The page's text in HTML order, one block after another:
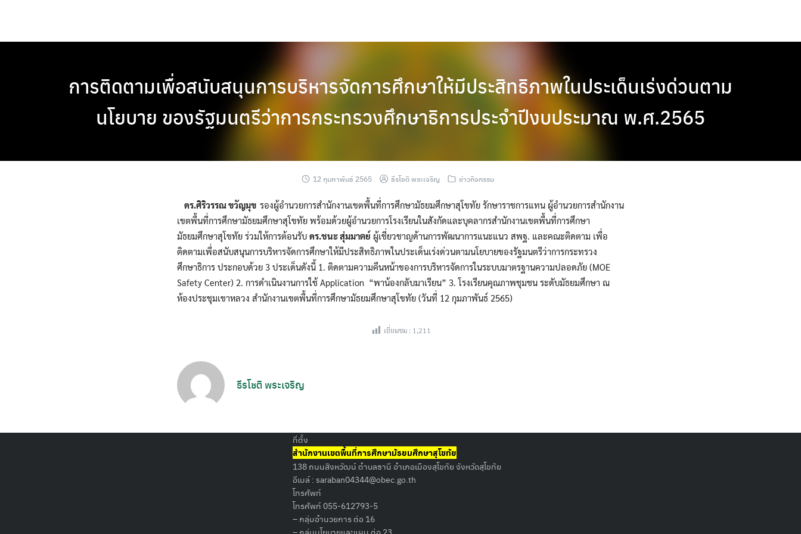
การติดตามเพื่อสนับสนุนการบริหารจัดการศึกษาให้มีประสิทธิภาพในประเด็นเร่งด่วนตาม
นโยบาย ของรัฐมนตรีว่าการกระทรวงศึกษาธิการประจำปีงบประมาณ พ.ศ.2565
12 กุมภาพันธ์ 2565 ธีรโชติ พระเจริญ ข่าวกิจกรรม
ดร.ศิริวรรณ ขวัญมุข รองผู้อำนวยการสำนักงานเขตพื้นที่การศึกษามัธยมศึกษาสุโขทัย รักษาราชการแทน ผู้อำนวยการสำนักงาน
เขตพื้นที่การศึกษามัธยมศึกษาสุโขทัย พร้อมด้วยผู้อำนวยการโรงเรียนในสังกัดและบุคลากรสำนักงานเขตพื้นที่การศึกษา
มัธยมศึกษาสุโขทัย ร่วมให้การต้อนรับ ดร.ชนะ สุ่มมาตย์ ผู้เชี่ยวชาญด้านการพัฒนาการแนะแนว สพฐ. และคณะติดตาม เพื่อ
ติดตามเพื่อสนับสนุนการบริหารจัดการศึกษาให้มีประสิทธิภาพในประเด็นเร่งด่วนตามนโยบายของรัฐมนตรีว่าการกระทรวง
ศึกษาธิการ ประกอบด้วย 3 ประเด็นดังนี้ 1. ติดตามความคืนหน้าของการบริหารจัดการในระบบมาตรฐานความปลอดภัย (MOE
Safety Center) 2. การดำเนินงานการใช้ Application “พาน้องกลับมาเรียน” 3. โรงเรียนคุณภาพชุมชน ระดับมัธยมศึกษา ณ
ห้องประชุมเขาหลวง สำนักงานเขตพื้นที่การศึกษามัธยมศึกษาสุโขทัย (วันที่ 12 กุมภาพันธ์ 2565)
เยี่ยมชม : 1,211
ธีรโชติ พระเจริญ
ที่ตั้ง
สำนักงานเขตพื้นที่การศึกษามัธยมศึกษาสุโขทัย
138 ถนนสิงหวัฒน์ ตำบลธานี อำเภอเมืองสุโขทัย จังหวัดสุโขทัย
อีเมล์ : saraban04344@obec.go.th
โทรศัพท์
โทรศัพท์ 055-612793-5
– กลุ่มอำนวยการ ต่อ 16
– กลุ่มนโยบายและแผน ต่อ 23